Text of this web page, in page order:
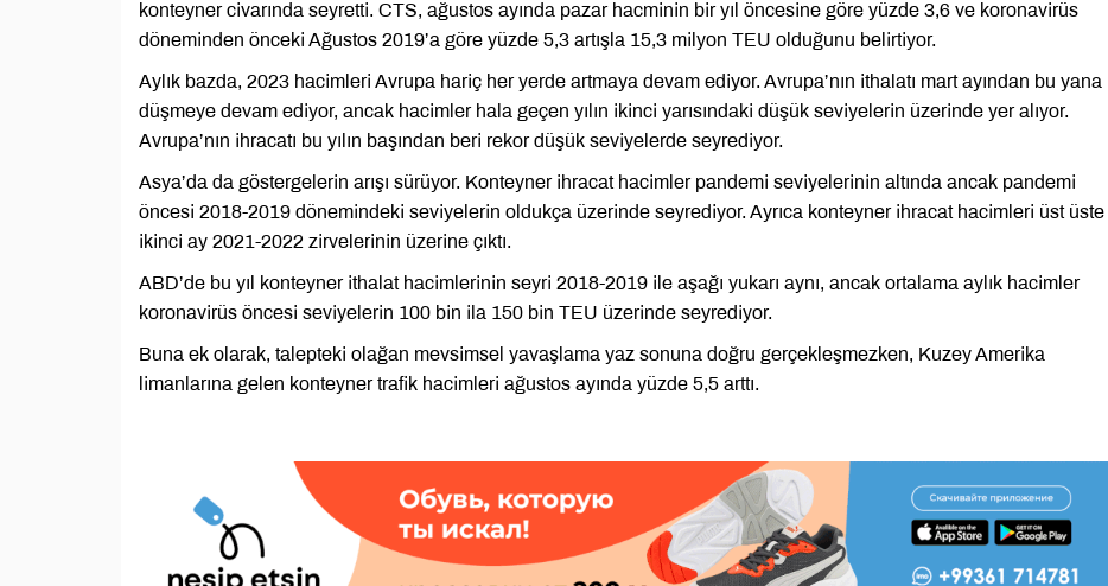
konteyner civarında seyretti. CTS, ağustos ayında pazar hacminin bir yıl öncesine göre yüzde 3,6 ve koronavirüs
döneminden önceki Ağustos 2019’a göre yüzde 5,3 artışla 15,3 milyon TEU olduğunu belirtiyor.
Aylık bazda, 2023 hacimleri Avrupa hariç her yerde artmaya devam ediyor. Avrupa’nın ithalatı mart ayından bu yana
düşmeye devam ediyor, ancak hacimler hala geçen yılın ikinci yarısındaki düşük seviyelerin üzerinde yer alıyor.
Avrupa’nın ihracatı bu yılın başından beri rekor düşük seviyelerde seyrediyor.
Asya’da da göstergelerin arışı sürüyor. Konteyner ihracat hacimler pandemi seviyelerinin altında ancak pandemi
öncesi 2018-2019 dönemindeki seviyelerin oldukça üzerinde seyrediyor. Ayrıca konteyner ihracat hacimleri üst üste
ikinci ay 2021-2022 zirvelerinin üzerine çıktı.
ABD’de bu yıl konteyner ithalat hacimlerinin seyri 2018-2019 ile aşağı yukarı aynı, ancak ortalama aylık hacimler
koronavirüs öncesi seviyelerin 100 bin ila 150 bin TEU üzerinde seyrediyor.
Buna ek olarak, talepteki olağan mevsimsel yavaşlama yaz sonuna doğru gerçekleşmezken, Kuzey Amerika
limanlarına gelen konteyner trafik hacimleri ağustos ayında yüzde 5,5 arttı.